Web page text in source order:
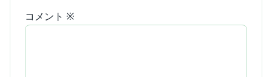
コメント ※